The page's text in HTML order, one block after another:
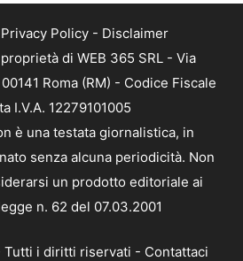
Privacy Policy- Disclaimer
di WEB 365 SRL - Via
Roma (RM) - Codice Fiscale
I.V.A. 12279101005
è una testata giornalistica, in
senza alcuna periodicità. Non
un prodotto editoriale ai
n. 62 del 07.03.2001
i diritti riservati - Contattaci